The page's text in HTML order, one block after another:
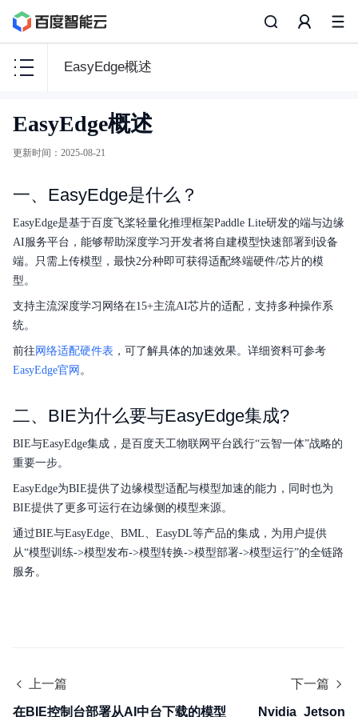
EasyEdge概述
智
能
边
产品描述
配置文件说明
典型实践
操作指南
服务等级协议SLA
产品定价
EasyEdge概述
更新时间 ： 2025-08-21
一、EasyEdge是什么？
EasyEdge是基于百度飞桨轻量化推理框架Paddle Lite研发的端与边缘
AI服务平台，能够帮助深度学习开发者将自建模型快速部署到设备
端。只需上传模型，最快2分种即可获得适配终端硬件/芯片的模
型。
支持主流深度学习网络在15+主流AI芯片的适配，支持多种操作系
统。
前往 网络适配硬件表 ，可了解具体的加速效果。详细资料可参考
EasyEdge官网 。
二、BIE为什么要与EasyEdge集成?
BIE与EasyEdge集成，是百度天工物联网平台践行“云智一体”战略的
重要一步。
EasyEdge为BIE提供了边缘模型适配与模型加速的能力，同时也为
BIE提供了更多可运行在边缘侧的模型来源。
通过BIE与EasyEdge、BML、EasyDL等产品的集成，为用户提供
从“模型训练->模型发布->模型转换->模型部署->模型运行”的全链路
服务。
上一篇
在BIE控制台部署从AI中台下载的模型
下一篇
Nvidia_Jetson